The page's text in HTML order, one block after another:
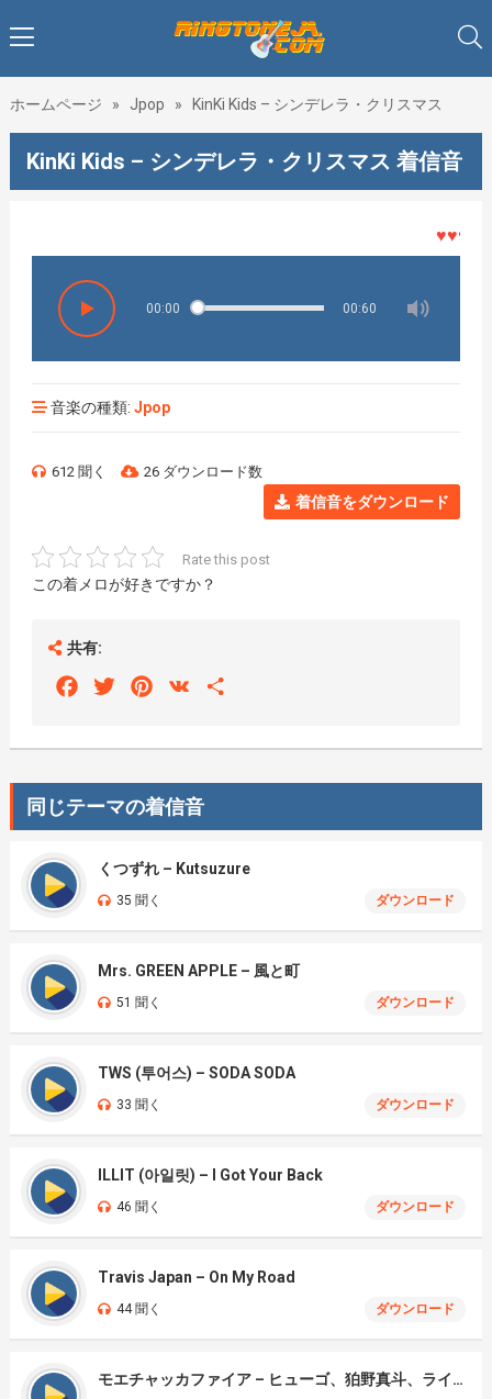
ホームページ » Jpop » KinKi Kids – シンデレラ・クリスマス
KinKi Kids – シンデレラ・クリスマス 着信音
♥♥♥着メ
00:00 00:60
音楽の種類: Jpop
612 聞く 26 ダウンロード数
着信音をダウンロード
Rate this post
この着メロが好きですか？
共有:
FacebookTwitterPinterest
VK
同じテーマの着信音
くつずれ – Kutsuzure
35 聞く ダウンロード
Mrs. GREEN APPLE – 風と町
51 聞く ダウンロード
TWS (투어스) – SODA SODA
33 聞く ダウンロード
ILLIT (아일릿) – I Got Your Back
46 聞く ダウンロード
Travis Japan – On My Road
44 聞く ダウンロード
モエチャッカファイア – ヒューゴ、狛野真斗、ライト、セヴェリアン (Cover )